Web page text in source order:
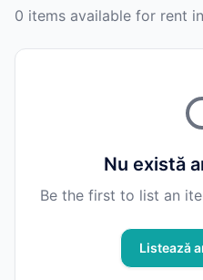
0 items available for rent
Nu există
Be the first to list an
Listează